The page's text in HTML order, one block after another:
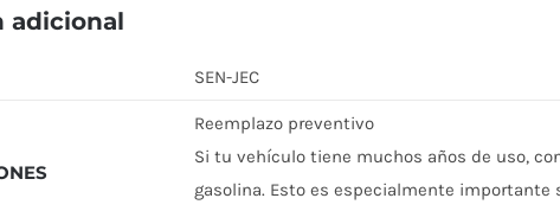
adicional
SEN-JEC
Reemplazo preventivo
Si tu vehículo tiene muchos años de uso,
gasolina. Esto es especialmente